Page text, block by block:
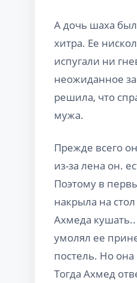
А дочь шаха
хитра. Ее
испугали ни
неожиданное
решила, что
мужа.
Прежде всего
из-за лена он.
Поэтому в
накрыла на
Ахмеда
умолял ее
постель. Но она
Тогда Ахмед